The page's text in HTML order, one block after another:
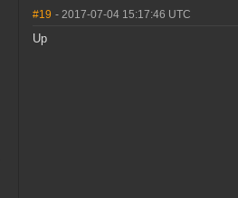
#19 - 2017-07-04 15:17:46 UTC
Up